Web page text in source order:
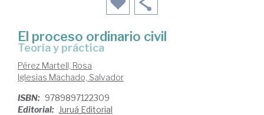
El proceso ordinario civil
teoría y práctica
Pérez Martell, Rosa
Iglesias Machado, Salvador
ISBN: 9789897122309
Editorial: Juruá Editorial